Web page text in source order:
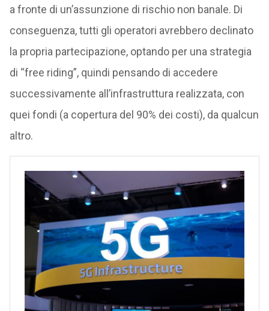
a fronte di un’assunzione di rischio non banale. Di
conseguenza, tutti gli operatori avrebbero declinato
la propria partecipazione, optando per una strategia
di “free riding”, quindi pensando di accedere
successivamente all’infrastruttura realizzata, con
quei fondi (a copertura del 90% dei costi), da qualcun
altro.